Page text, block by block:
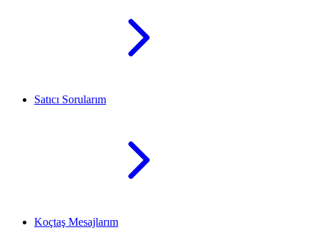
Satıcı Sorularım
Koçtaş Mesajlarım